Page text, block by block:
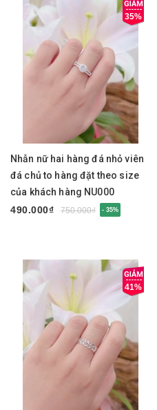
35%
Nhẫn nữ hai hàng đá nhỏ viên
đá chủ to hàng đặt theo size
của khách hàng NU000
490.000₫
750.000₫ - 35%
41%